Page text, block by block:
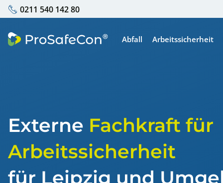
0211 540 142 80
Abfall Arbeitssicherheit
Regalprüfung
Externe Fachkraft für
Arbeitssicherheit
für Leipzig und